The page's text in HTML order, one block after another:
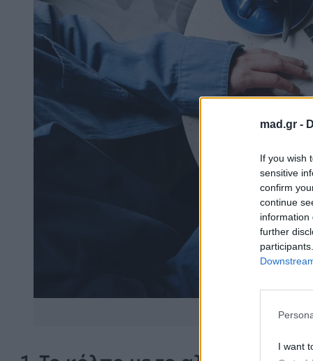
mad.gr -
If you wish
sensitive
confirm
continue
information
further
I want